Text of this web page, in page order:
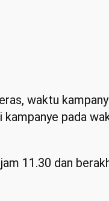
waktu
pada
11.30 dan